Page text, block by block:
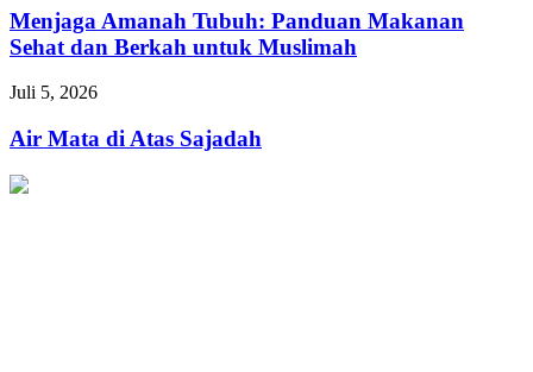
dalam
Ketaatan
Tubuh:
Panduan
Makanan
dan
untuk
Menjaga Amanah Tubuh: Panduan Makanan
Sehat dan Berkah untuk Muslimah
Air
di
Atas
Sajadah
Juli 5, 2026
Air Mata di Atas Sajadah